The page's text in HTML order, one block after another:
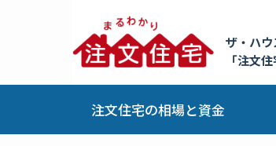
ザ・ハウ
「注文
注文住宅の相場と資金